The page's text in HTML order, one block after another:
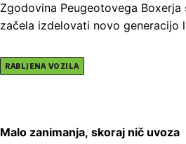
Zgodovina Peugeotovega
začela izdelovati novo generacijo
RABLJENA VOZILA
Malo zanimanja, skoraj nič uvoza